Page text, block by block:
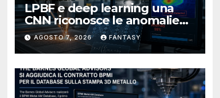
LPBF e deep learning una
CNN riconosce le anomalie
del bagno di fusione
AGOSTO 7, 2026 FANTASY